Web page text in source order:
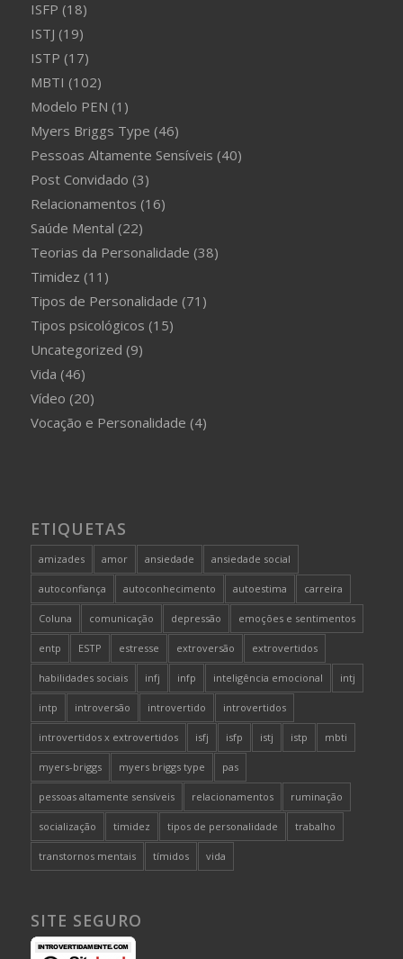
ISFP (18)
ISTJ (19)
ISTP (17)
MBTI (102)
Modelo PEN (1)
Myers Briggs Type (46)
Pessoas Altamente Sensíveis (40)
Post Convidado (3)
Relacionamentos (16)
Saúde Mental (22)
Teorias da Personalidade (38)
Timidez (11)
Tipos de Personalidade (71)
Tipos psicológicos (15)
Uncategorized (9)
Vida (46)
Vídeo (20)
Vocação e Personalidade (4)
ETIQUETAS
amizades amor ansiedade ansiedade social
autoconfiança autoconhecimento autoestima carreira
Coluna comunicação depressão emoções e sentimentos
entp ESTP estresse extroversão extrovertidos
habilidades sociais infj infp inteligência emocional intj
intp introversão introvertido introvertidos
introvertidos x extrovertidos isfj isfp istj istp mbti
myers-briggs myers briggs type pas
pessoas altamente sensíveis relacionamentos ruminação
socialização timidez tipos de personalidade trabalho
transtornos mentais tímidos vida
SITE SEGURO